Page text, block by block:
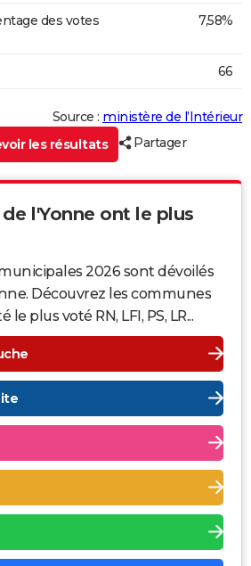
des votes
7,58%
66
Source : ministère de l’Intérieur
les résultats
Partager
l'Yonne ont le plus
2026 sont dévoilés
Découvrez les communes
plus voté RN, LFI, PS, LR...